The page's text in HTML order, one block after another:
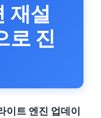
재설
로 진
이트 엔진 업데이